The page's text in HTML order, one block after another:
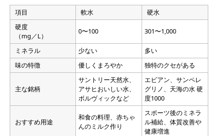
項目 軟水
硬水
硬度
（mg／L）
0〜100 301〜1,000
ミネラル 少ない
多い
味の特徴
優しくまろやか 独特のクセがある
主な銘柄
サントリー天然水、
アサヒおいしい水、
ボルヴィックなど
エビアン、サンペレ
グリノ、天海の水 硬
度1000
おすすめ用途
和食の料理、赤ちゃ
んのミルク作り
スポーツ後のミネラ
ル補給、体質改善や
健康増進